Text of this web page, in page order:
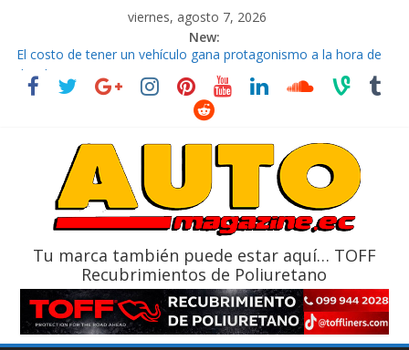
viernes, agosto 7, 2026
New:
El costo de tener un vehículo gana protagonismo a la hora de
decidir
Ultima película ‘Spider‑Man: Brand New Day’ pone en escena a
La Vuelta al Ecuador 2026, edición 47ª, recorre 7 provincias en 8
La FEDAK recibe 12 Sinotruk Bolden para cubrir las rutas de La
Tu marca también puede estar aquí… TOFF
Recubrimientos de Poliuretano